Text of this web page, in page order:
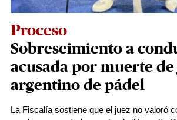
Proceso
Sobreseimiento a
acusada por muerte
argentino de pádel
La Fiscalía sostiene que el juez no valoró